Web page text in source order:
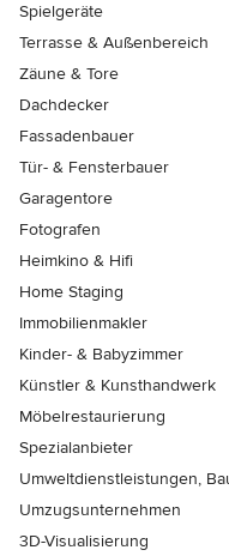
Spielgeräte
Terrasse & Außenbereich
Zäune & Tore
Dachdecker
Fassadenbauer
Tür- & Fensterbauer
Garagentore
Fotografen
Heimkino & Hifi
Home Staging
Immobilienmakler
Kinder- & Babyzimmer
Künstler & Kunsthandwerk
Möbelrestaurierung
Spezialanbieter
Umweltdienstleistungen,
Umzugsunternehmen
3D-Visualisierung